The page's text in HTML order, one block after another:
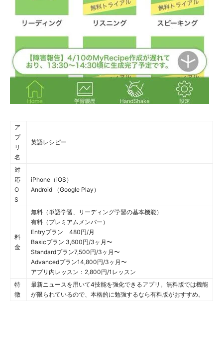
ア
プ
リ
名
英語レシピー
対
応
O
S
iPhone（iOS）
Android （Google Play）
料
金
無料（単語学習、リーディング学習の基本機能）
有料（プレミアムメンバー）
Entryプラン 480円/月
Basicプラン 3,600円/3ヶ月〜
Standardプラン7,500円/3ヶ月〜
Advancedプラン14,800円/3ヶ月〜
アプリ内レッスン：2,800円/1レッスン
特
徴
最新ニュースを用いて4技能を強化できるアプリ。無料版では機能
が限られているので、本格的に勉強するなら有料版がおすすめ。